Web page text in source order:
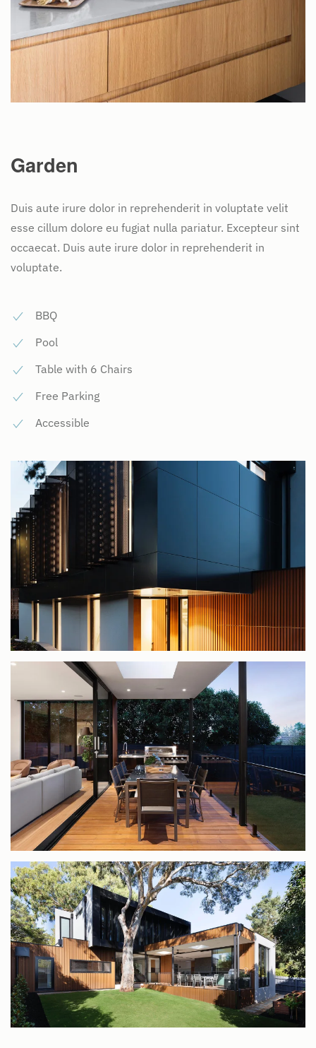
Garden
Duis aute irure dolor in reprehenderit in voluptate velit
esse cillum dolore eu fugiat nulla pariatur. Excepteur sint
occaecat. Duis aute irure dolor in reprehenderit in
voluptate.
BBQ
Pool
Table with 6 Chairs
Free Parking
Accessible